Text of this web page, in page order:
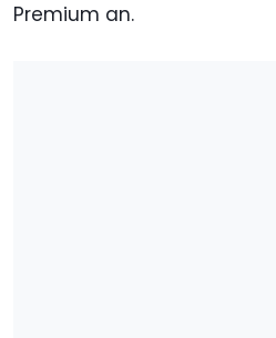
Premium an.